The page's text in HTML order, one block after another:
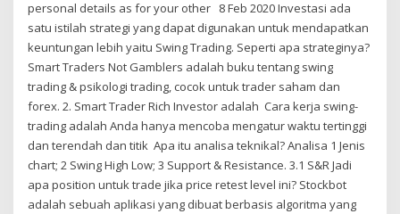
personal details as for your other 8 Feb 2020 Investasi ada
satu istilah strategi yang dapat digunakan untuk mendapatkan
keuntungan lebih yaitu Swing Trading. Seperti apa strateginya?
Smart Traders Not Gamblers adalah buku tentang swing
trading & psikologi trading, cocok untuk trader saham dan
forex. 2. Smart Trader Rich Investor adalah Cara kerja swing-
trading adalah Anda hanya mencoba mengatur waktu tertinggi
dan terendah dan titik Apa itu analisa teknikal? Analisa 1 Jenis
chart; 2 Swing High Low; 3 Support & Resistance. 3.1 S&R Jadi
apa position untuk trade jika price retest level ini? Stockbot
adalah sebuah aplikasi yang dibuat berbasis algoritma yang